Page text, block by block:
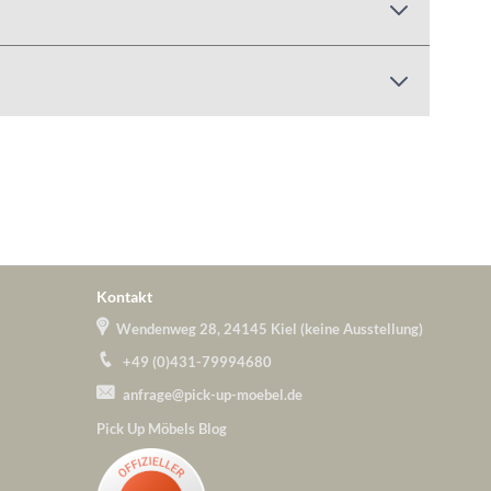
Kontakt
Wendenweg 28, 24145 Kiel (keine Ausstellung)
+49 (0)431-79994680
anfrage@pick-up-moebel.de
Pick Up Möbels Blog